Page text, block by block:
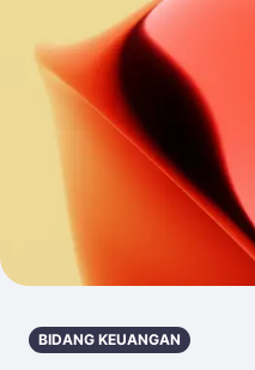
BIDANG KEUANGAN